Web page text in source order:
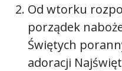
Od wtorku
porządek
Świętych
adoracji